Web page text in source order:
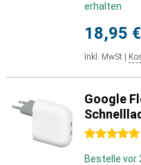
erhalten
18,95 €
Inkl. MwSt
Google
5 Sterne
Bestelle vor